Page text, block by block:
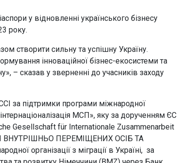
у відновленні українського бізнесу
року.
створити сильну та успішну Україну.
інноваційної бізнес-екосистеми та
– сказав у зверненні до учасників заходу
за підтримки програми міжнародної
МСП», яку за дорученням ЄС
Gesellschaft für Internationale Zusammenarbeit
ВНУТРІШНЬО ПЕРЕМІЩЕНИХ ОСІБ ТА
організації з міграції в Україні, за